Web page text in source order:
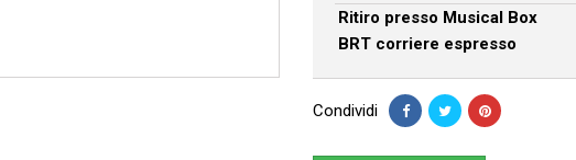
Ritiro presso Musical Box
BRT corriere espresso
Condividi